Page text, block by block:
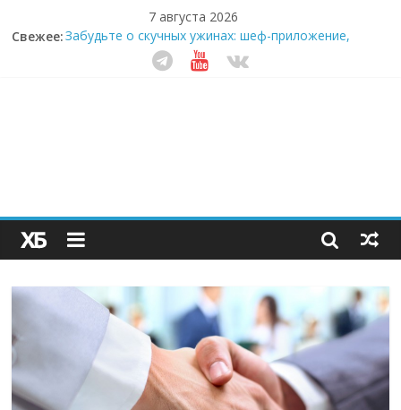
7 августа 2026
Свежее:Забудьте о скучных ужинах: шеф-приложение,
которое видит вашу еду насквозь
Небо зовёт: как бизнес на полётах дронов и
Секрет супергидратации: почему кокосовая вода с
пребиотиками становится главным трендом
здорового питания